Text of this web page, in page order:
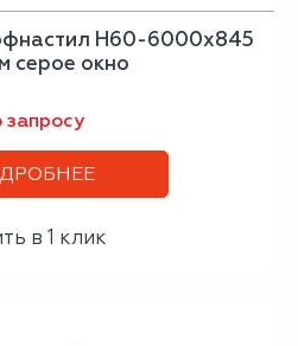
Н60-6000х845
серое окно
запросу
в 1 клик